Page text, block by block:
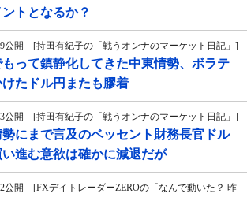
トとなるか？
公開 [持田有紀子の「戦うオンナのマーケット日記」]
って鎮静化してきた中東情勢、ボラテ
たドル円またも膠着
公開 [持田有紀子の「戦うオンナのマーケット日記」]
にまで言及のベッセント財務長官ドル
進む意欲は確かに減退だが
公開 [FXデイトレーダーZEROの「なんで動いた？ 昨